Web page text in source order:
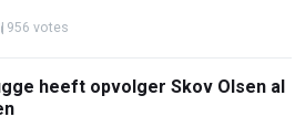
956 votes
heeft opvolger Skov Olsen al